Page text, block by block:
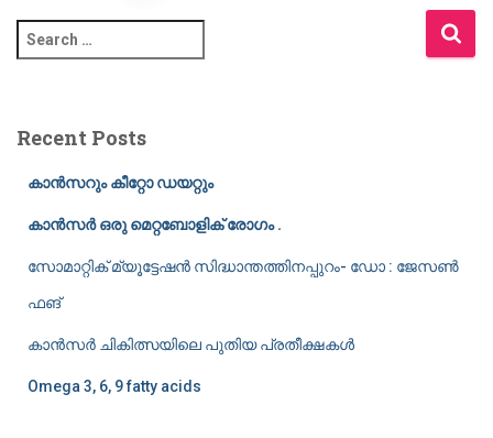
pagination
e
c
Recent Posts
കാൻസറും കീറ്റോ ഡയറ്റും
കാൻസർ ഒരു മെറ്റബോളിക് രോഗം .
സോമാറ്റിക് മ്യൂട്ടേഷൻ സിദ്ധാന്തത്തിനപ്പുറം- ഡോ : ജേസൺ
ഫങ്
കാൻസർ ചികിത്സയിലെ പുതിയ പ്രതീക്ഷകൾ
Omega 3, 6, 9 fatty acids